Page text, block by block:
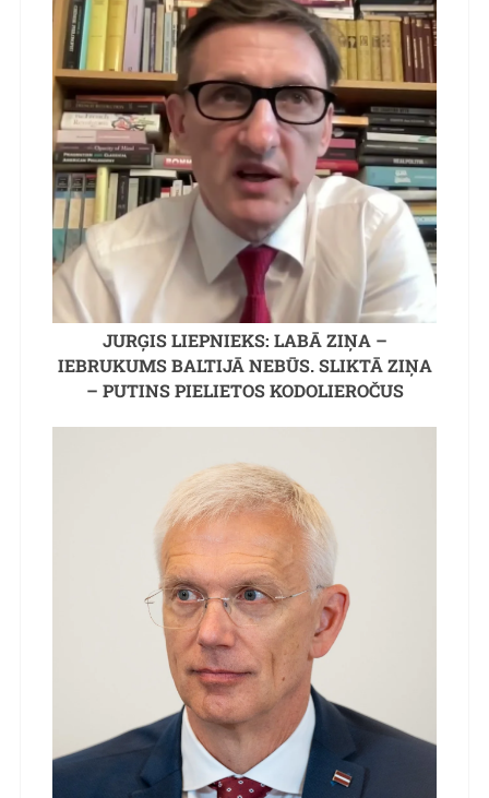
JURĢIS LIEPNIEKS: LABĀ ZIŅA –
IEBRUKUMS BALTIJĀ NEBŪS. SLIKTĀ ZIŅA
– PUTINS PIELIETOS KODOLIEROČUS